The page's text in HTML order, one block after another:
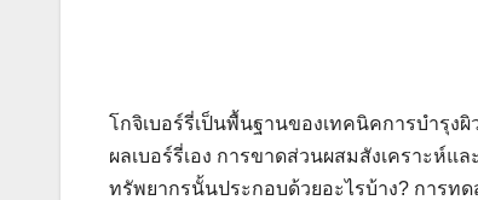
โกจิเบอร์รี่เป็นพื้นฐานของเทคนิคการบำรุ
ผลเบอร์รี่เอง การขาดส่วนผสมสังเคราะห์
ทรัพยากรนั้นประกอบด้วยอะไรบ้าง? การท